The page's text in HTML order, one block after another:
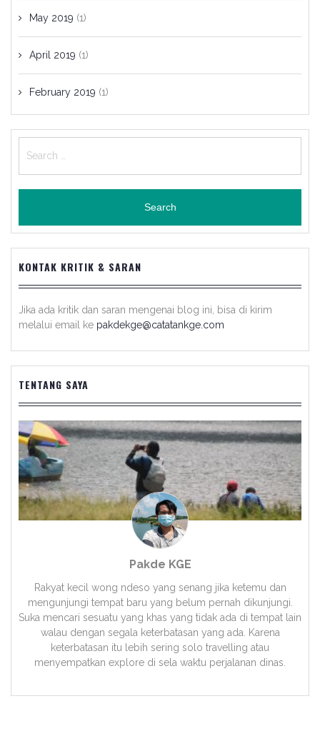
May 2019 (1)
April 2019 (1)
February 2019 (1)
for:
KONTAK KRITIK & SARAN
Jika ada kritik dan saran mengenai blog ini, bisa di kirim
melalui email ke pakdekge@catatankge.com
TENTANG SAYA
Pakde KGE
Rakyat kecil wong ndeso yang senang jika ketemu dan
mengunjungi tempat baru yang belum pernah dikunjungi.
Suka mencari sesuatu yang khas yang tidak ada di tempat lain
walau dengan segala keterbatasan yang ada. Karena
keterbatasan itu lebih sering solo travelling atau
menyempatkan explore di sela waktu perjalanan dinas.